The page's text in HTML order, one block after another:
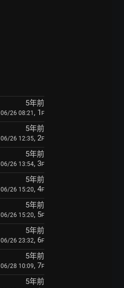
5年前
06/26 08:21 , 1 F
5年前
06/26 12:35, 2F
5年前
06/26 13:54, 3F
5年前
06/26 15:20, 4F
5年前
06/26 15:20, 5F
5年前
06/26 23:32, 6F
5年前
06/28 10:09, 7F
5年前